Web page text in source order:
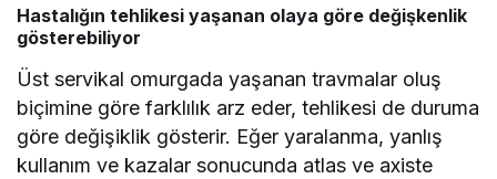
Hastalığın tehlikesi yaşanan olaya göre değişkenlik
gösterebiliyor
Üst servikal omurgada yaşanan travmalar oluş
biçimine göre farklılık arz eder, tehlikesi de duruma
göre değişiklik gösterir. Eğer yaralanma, yanlış
kullanım ve kazalar sonucunda atlas ve axiste